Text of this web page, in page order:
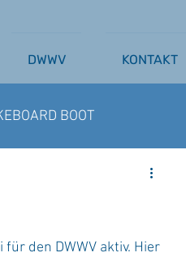
DWWV KONTAKT
BOOT
WAKESURFEN
den DWWV aktiv. Hier